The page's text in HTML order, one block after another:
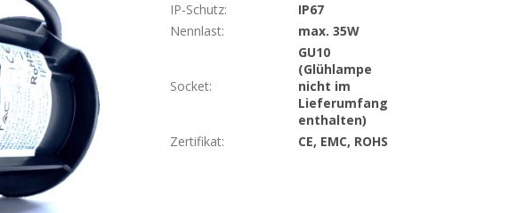
IP-Schutz:
IP67
Nennlast: max. 35W
Socket:
GU10
(Glühlampe
nicht im
Lieferumfang
enthalten)
Zertifikat: CE, EMC, ROHS